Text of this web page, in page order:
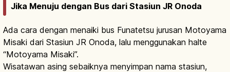
Jika Menuju dengan Bus dari Stasiun JR Onoda
Ada cara dengan menaiki bus Funatetsu jurusan Motoyama
Misaki dari Stasiun JR Onoda, lalu menggunakan halte
“Motoyama Misaki”.
Wisatawan asing sebaiknya menyimpan nama stasiun,